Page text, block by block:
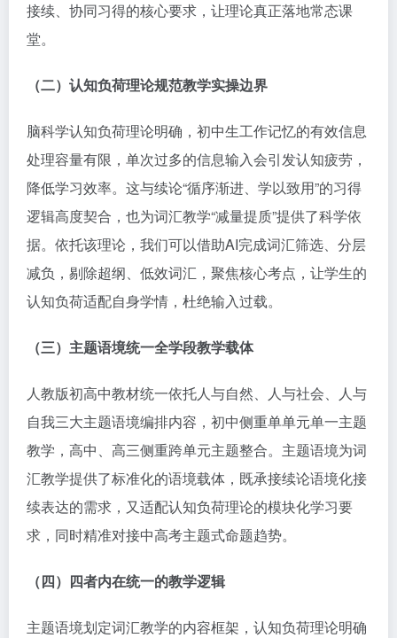
接续、协同习得的核心要求，让理论真正落地常态课
堂。
（二）认知负荷理论规范教学实操边界
脑科学认知负荷理论明确，初中生工作记忆的有效信息
处理容量有限，单次过多的信息输入会引发认知疲劳，
降低学习效率。这与续论“循序渐进、学以致用”的习得
逻辑高度契合，也为词汇教学“减量提质”提供了科学依
据。依托该理论，我们可以借助AI完成词汇筛选、分层
减负，剔除超纲、低效词汇，聚焦核心考点，让学生的
认知负荷适配自身学情，杜绝输入过载。
（三）主题语境统一全学段教学载体
人教版初高中教材统一依托人与自然、人与社会、人与
自我三大主题语境编排内容，初中侧重单单元单一主题
教学，高中、高三侧重跨单元主题整合。主题语境为词
汇教学提供了标准化的语境载体，既承接续论语境化接
续表达的需求，又适配认知负荷理论的模块化学习要
求，同时精准对接中高考主题式命题趋势。
（四）四者内在统一的教学逻辑
主题语境划定词汇教学的内容框架，认知负荷理论明确